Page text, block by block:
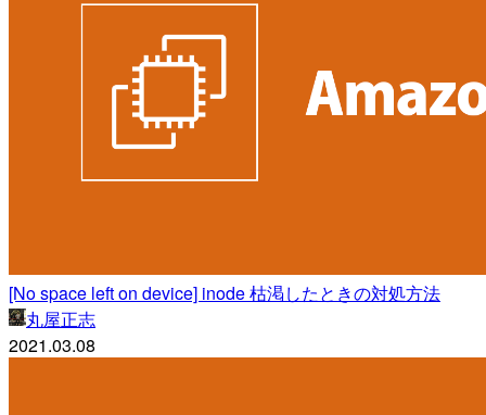
[No space left on device] inode 枯渇したときの対処方法
丸屋正志
2021.03.08